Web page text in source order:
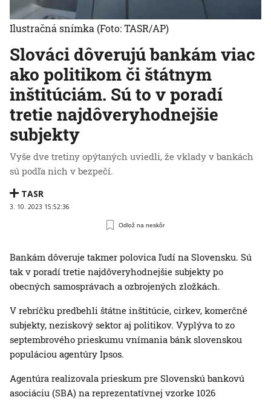
Slováci dôverujú bankám viac
ako politikom či štátnym
inštitúciám. Sú to v poradí
tretie najdôveryhodnejšie
subjekty
Vyše dve tretiny opýtaných uviedli, že vklady v bankách
sú podľa nich v bezpečí.
TASR
3. 10. 2023 15:52:36
Odlož na neskôr
Ilustračná snímka (Foto: TASR/AP)
Bankám dôveruje takmer polovica ľudí na Slovensku. Sú
tak v poradí tretie najdôveryhodnejšie subjekty po
obecných samosprávach a ozbrojených zložkách.
V rebríčku predbehli štátne inštitúcie, cirkev, komerčné
subjekty, neziskový sektor aj politikov. Vyplýva to zo
septembrového prieskumu vnímania bánk slovenskou
populáciou agentúry Ipsos.
Agentúra realizovala prieskum pre Slovenskú bankovú
asociáciu (SBA) na reprezentatívnej vzorke 1026